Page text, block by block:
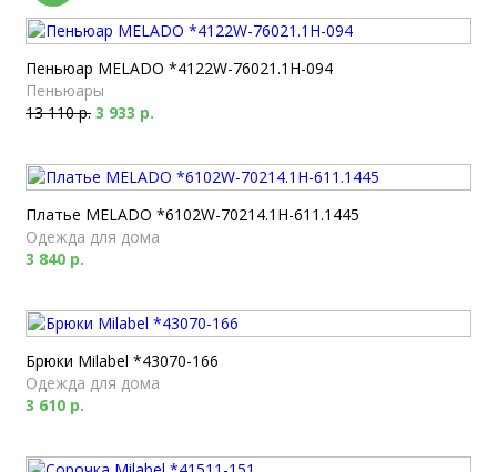
Пеньюар MELADO *4122W-76021.1H-094
Пеньюары
13 110 р. 3 933 р.
Платье MELADO *6102W-70214.1H-611.1445
Одежда для дома
3 840 р.
Брюки Milabel *43070-166
Одежда для дома
3 610 р.